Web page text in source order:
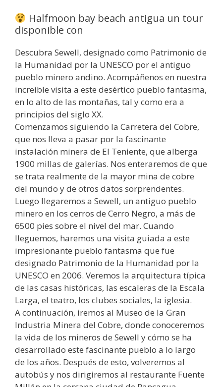
Halfmoon bay beach antigua un tour
disponible con
Descubra Sewell, designado como Patrimonio de
la Humanidad por la UNESCO por el antiguo
pueblo minero andino. Acompáñenos en nuestra
increíble visita a este desértico pueblo fantasma,
en lo alto de las montañas, tal y como era a
principios del siglo XX.
Comenzamos siguiendo la Carretera del Cobre,
que nos lleva a pasar por la fascinante
instalación minera de El Teniente, que alberga
1900 millas de galerías. Nos enteraremos de que
se trata realmente de la mayor mina de cobre
del mundo y de otros datos sorprendentes.
Luego llegaremos a Sewell, un antiguo pueblo
minero en los cerros de Cerro Negro, a más de
6500 pies sobre el nivel del mar. Cuando
lleguemos, haremos una visita guiada a este
impresionante pueblo fantasma que fue
designado Patrimonio de la Humanidad por la
UNESCO en 2006. Veremos la arquitectura típica
de las casas históricas, las escaleras de la Escala
Larga, el teatro, los clubes sociales, la iglesia.
A continuación, iremos al Museo de la Gran
Industria Minera del Cobre, donde conoceremos
la vida de los mineros de Sewell y cómo se ha
desarrollado este fascinante pueblo a lo largo
de los años. Después de esto, volveremos al
autobús y nos dirigiremos al restaurante Fuente